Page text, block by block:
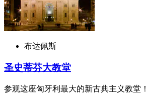
布达佩斯
圣史蒂芬大教堂
参观这座匈牙利最大的新古典主义教堂！